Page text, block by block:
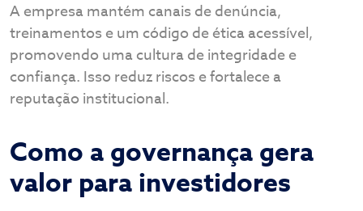
A empresa mantém canais de denúncia,
treinamentos e um código de ética acessível,
promovendo uma cultura de integridade e
confiança. Isso reduz riscos e fortalece a
reputação institucional.
Como a governança gera
valor para investidores